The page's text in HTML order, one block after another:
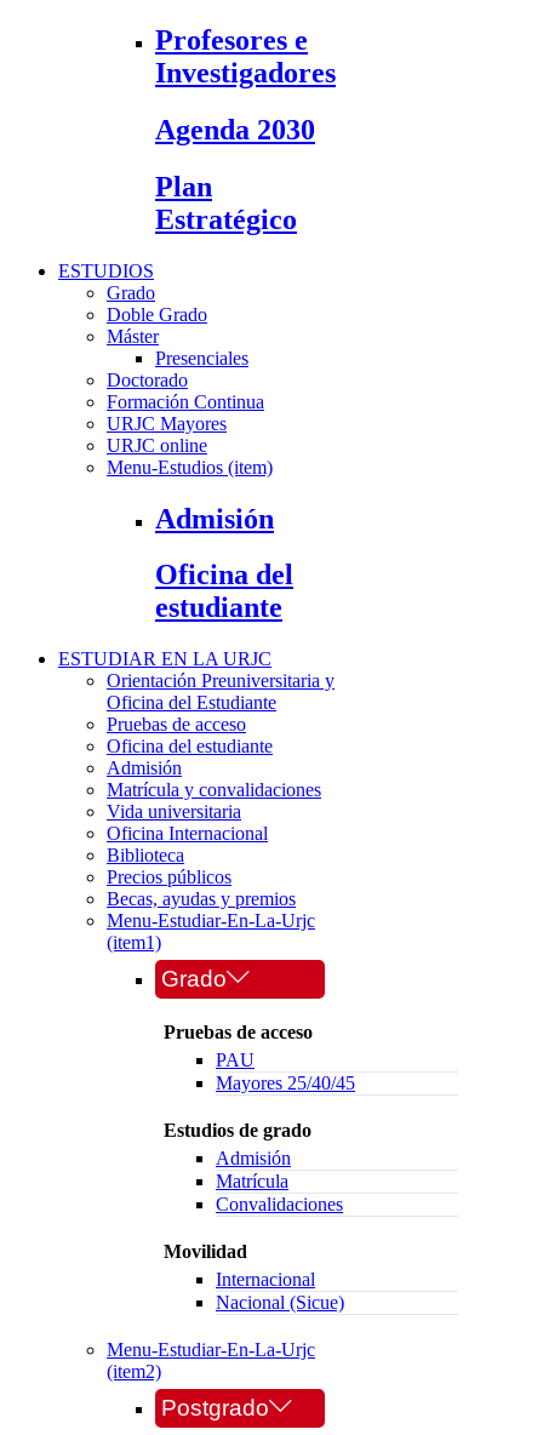
Profesores e
Investigadores
Agenda 2030
Plan
Estratégico
ESTUDIOS
Grado
Doble Grado
Máster
Presenciales
Doctorado
Formación Continua
URJC Mayores
URJC online
Menu-Estudios (item)
Admisión
Oficina del
estudiante
ESTUDIAR EN LA URJC
Orientación Preuniversitaria y
Oficina del Estudiante
Pruebas de acceso
Oficina del estudiante
Admisión
Matrícula y convalidaciones
Vida universitaria
Oficina Internacional
Biblioteca
Precios públicos
Becas, ayudas y premios
Menu-Estudiar-En-La-Urjc
(item1)
Grado
Pruebas de acceso
PAU
Mayores 25/40/45
Estudios de grado
Admisión
Matrícula
Convalidaciones
Movilidad
Internacional
Nacional (Sicue)
Menu-Estudiar-En-La-Urjc
(item2)
Postgrado